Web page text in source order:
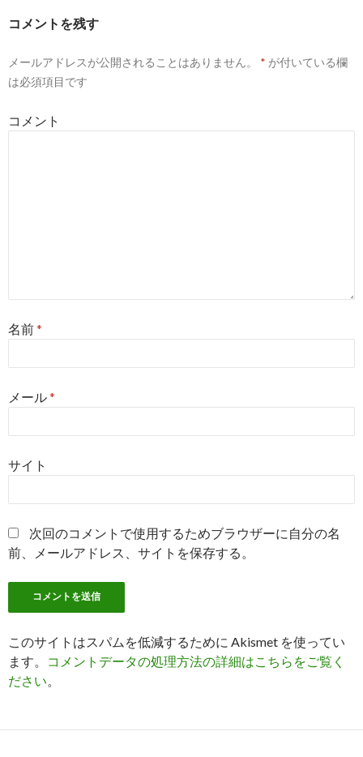
ゲ
シ
ン
コメントを残す
メールアドレスが公開されることはありません。 * が付いている欄
は必須項目です
コメント
名前*
メール*
サイト
次回のコメントで使用するためブラウザーに自分の名
前、メールアドレス、サイトを保存する。
このサイトはスパムを低減するために Akismet を使ってい
ます。
コメントデータの処理方法の詳細はこちらをご覧く
ださい。